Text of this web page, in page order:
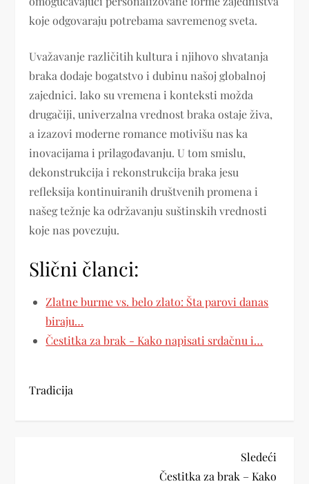
koje odgovaraju potrebama savremenog sveta.
Uvažavanje različitih kultura i njihovo shvatanja
braka dodaje bogatstvo i dubinu našoj globalnoj
zajednici. Iako su vremena i konteksti možda
drugačiji, univerzalna vrednost braka ostaje živa,
a izazovi moderne romance motivišu nas ka
inovacijama i prilagođavanju. U tom smislu,
dekonstrukcija i rekonstrukcija braka jesu
refleksija kontinuiranih društvenih promena i
našeg težnje ka održavanju suštinskih vrednosti
koje nas povezuju.
Slični članci:
Zlatne burme vs. belo zlato: Šta parovi danas
biraju…
Čestitka za brak - Kako napisati srdačnu i…
Tradicija
Next
Post
Sledeći
Čestitka za brak – Kako